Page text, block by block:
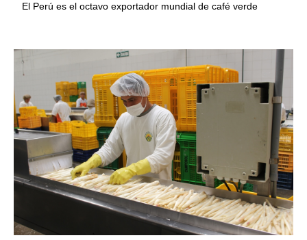
El Perú es el octavo exportador mundial de café verde